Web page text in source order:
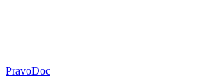
PravoDoc